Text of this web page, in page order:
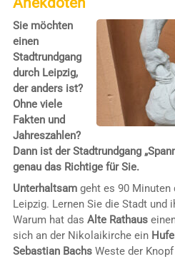
Sie möchten
einen
Stadtrundgang
durch Leipzig,
der anders ist?
Ohne viele
Fakten und
Jahreszahlen?
Dann ist der Stadtrundgang
genau das Richtige für Sie.
Unterhaltsamgeht es 90 Minuten
Leipzig. Lernen Sie die Stadt und
Warum hat das Alte Rathaus
sich an der Nikolaikirche ein
Sebastian BachsWeste der